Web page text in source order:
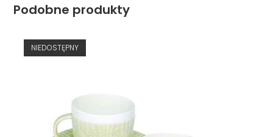
Podobne produkty
NIEDOSTĘPNY